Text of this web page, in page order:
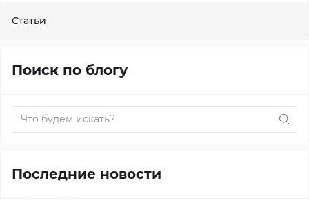
Статьи
Поиск по блогу
Последние новости